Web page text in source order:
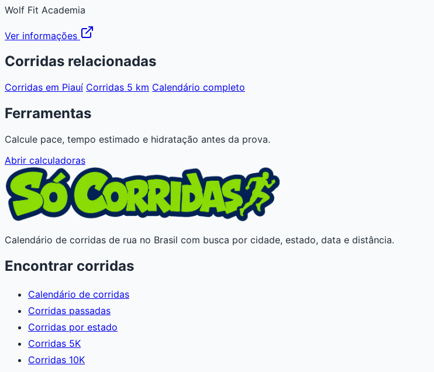
Wolf Fit Academia
Ver informações
Corridas relacionadas
Corridas em Piauí Corridas 5 km Calendário completo
Ferramentas
Calcule pace, tempo estimado e hidratação antes da prova.
Abrir calculadoras
Calendário de corridas de rua no Brasil com busca por cidade, estado, data e distância.
Encontrar corridas
Calendário de corridas
Corridas passadas
Corridas por estado
Corridas 5K
Corridas 10K